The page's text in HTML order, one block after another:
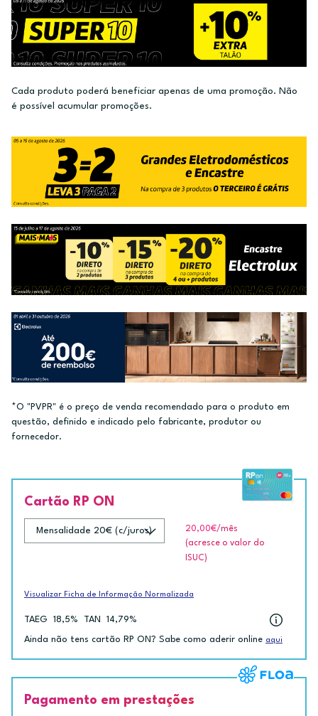
Cada produto poderá beneficiar apenas de uma promoção. Não
é possível acumular promoções.
*O "PVPR" é o preço de venda recomendado para o produto em
questão, definido e indicado pelo fabricante, produtor ou
fornecedor.
Cartão RP ON
20,00€/mês
(acresce o valor do
ISUC)
Visualizar Ficha de Informação Normalizada
TAEG 18,5% TAN 14,79%
Ainda não tens cartão RP ON? Sabe como aderir online aqui
Pagamento em prestações